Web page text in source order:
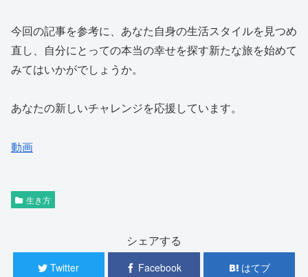
今回の記事を参考に、あなた自身の生活スタイルを見つめ
直し、自分にとっての本当の幸せを探す新たな旅を始めて
みてはいかがでしょうか。
あなたの新しいチャレンジを応援しています。
動画
生き方
シェアする
Twitter Facebook はてブ